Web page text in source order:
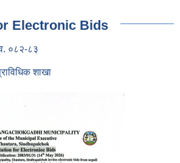
Electronic Bids
०८२-८३
शाखा